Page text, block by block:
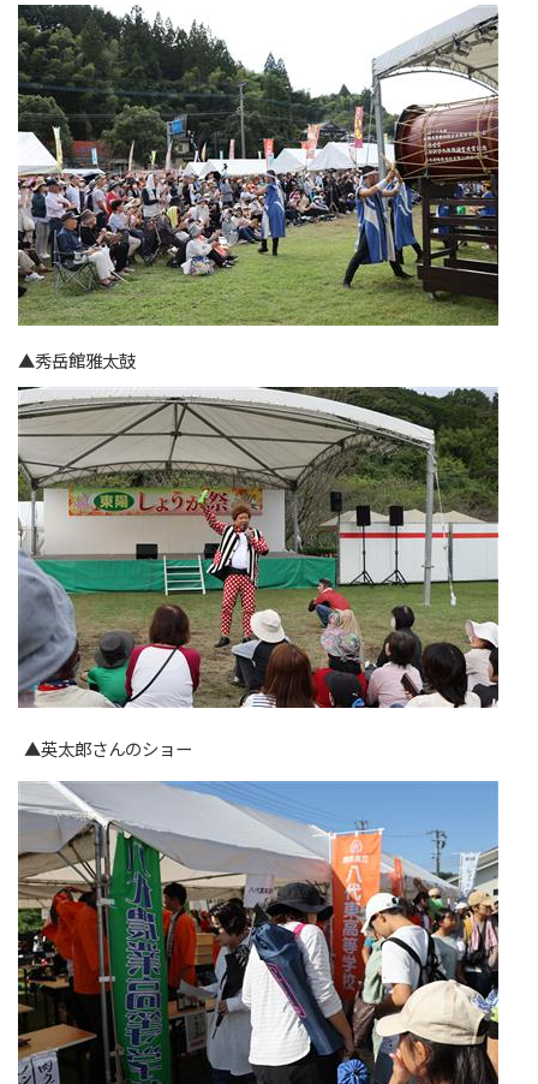
▲秀岳館雅太鼓
▲英太郎さんのショー